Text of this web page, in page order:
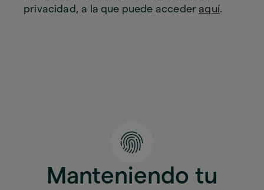
privacidad, a la que puede acceder aquí.
Manteniendo tu